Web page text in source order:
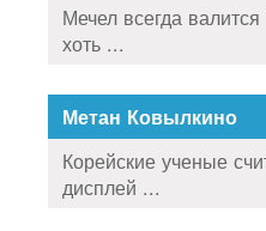
Мечел всегда
хоть ...
Метан Ковылкино
Корейские ученые
дисплей ...